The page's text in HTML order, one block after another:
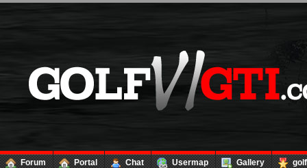
Forum Portal Chat Usermap Gallery